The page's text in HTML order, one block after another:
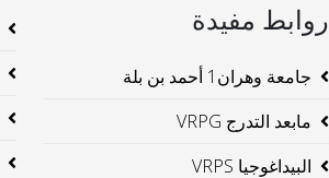
روابط مفيدة
جامعة وهران1 أحمد بن بلة
مابعد التدرج VRPG
البيداغوجيا VRPS